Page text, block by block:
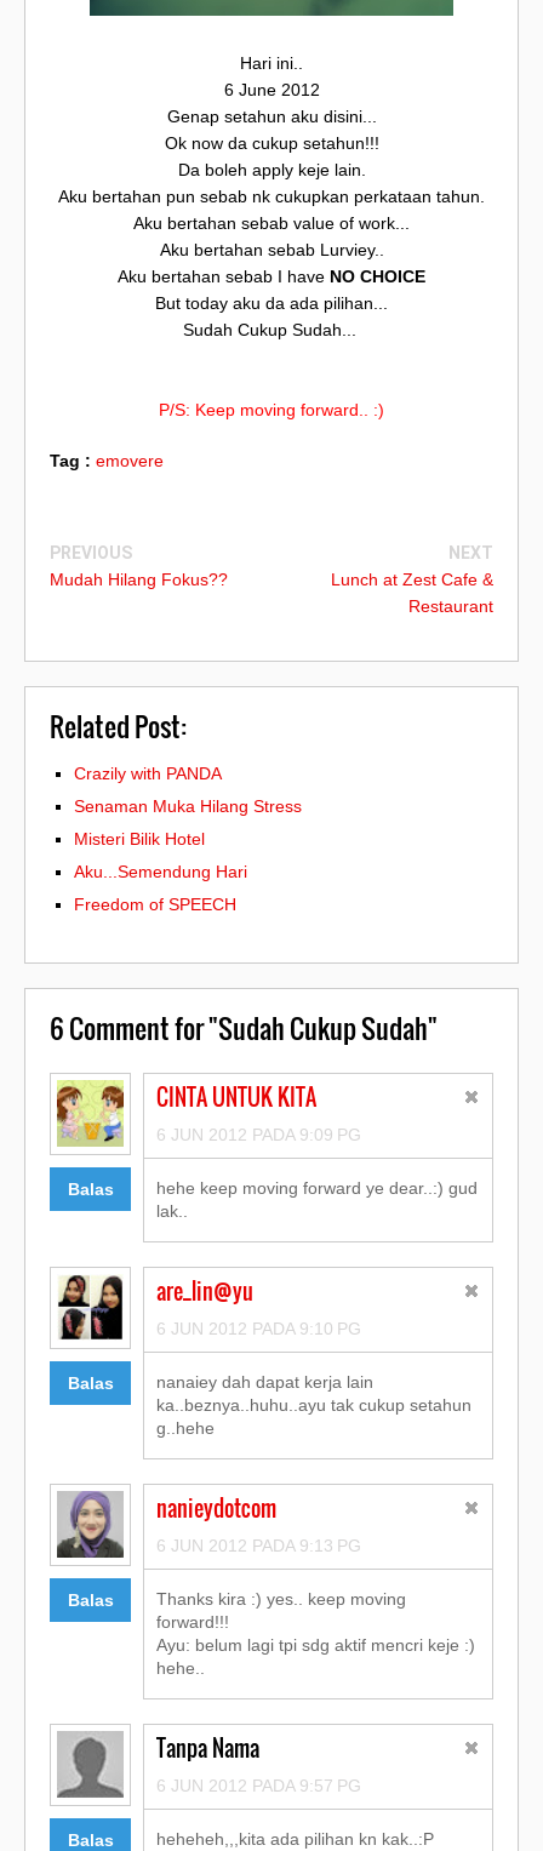
Hari ini..
6 June 2012
Genap setahun aku disini...
Ok now da cukup setahun!!!
Da boleh apply keje lain.
Aku bertahan pun sebab nk cukupkan perkataan tahun.
Aku bertahan sebab value of work...
Aku bertahan sebab Lurviey..
Aku bertahan sebab I have NO CHOICE
But today aku da ada pilihan...
Sudah Cukup Sudah...
P/S: Keep moving forward.. :)
Tag : emovere
PREVIOUS
Mudah Hilang Fokus??
NEXT
Lunch at Zest Cafe &
Restaurant
Related Post:
Crazily with PANDA
Senaman Muka Hilang Stress
Misteri Bilik Hotel
Aku...Semendung Hari
Freedom of SPEECH
6Comment for "Sudah Cukup Sudah"
Balas
CINTA UNTUK KITA
6 JUN 2012 PADA 9:09 PG
hehe keep moving forward ye dear..:) gud
lak..
Balas
are_lin@yu
6 JUN 2012 PADA 9:10 PG
nanaiey dah dapat kerja lain
ka..beznya..huhu..ayu tak cukup setahun
g..hehe
Balas
nanieydotcom
6 JUN 2012 PADA 9:13 PG
Thanks kira :) yes.. keep moving
forward!!!
Ayu: belum lagi tpi sdg aktif mencri keje :)
hehe..
Balas
Tanpa Nama
6 JUN 2012 PADA 9:57 PG
heheheh,,,kita ada pilihan kn kak..:P